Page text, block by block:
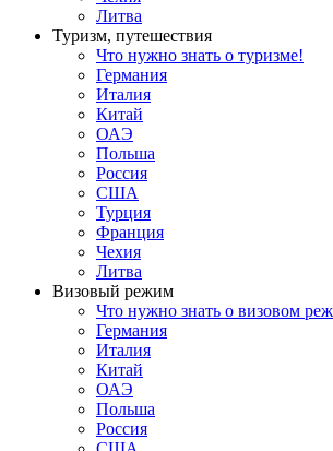
Литва
Туризм, путешествия
Что нужно знать о туризме!
Германия
Италия
Китай
ОАЭ
Польша
Россия
США
Турция
Франция
Чехия
Литва
Визовый режим
Что нужно знать о визовом
Германия
Италия
Китай
ОАЭ
Польша
Россия